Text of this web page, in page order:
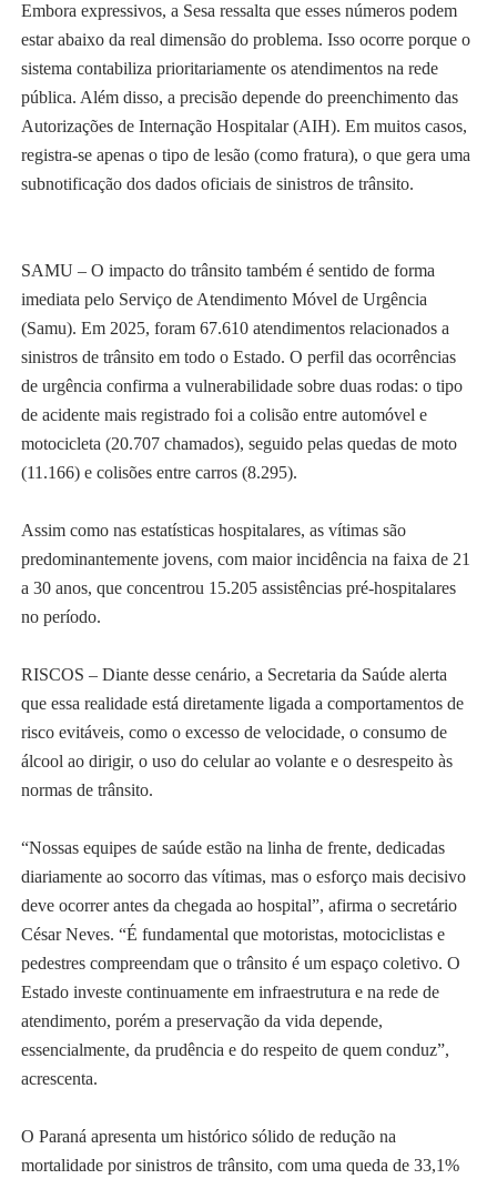
Embora expressivos, a Sesa ressalta que esses números podem
estar abaixo da real dimensão do problema. Isso ocorre porque o
sistema contabiliza prioritariamente os atendimentos na rede
pública. Além disso, a precisão depende do preenchimento das
Autorizações de Internação Hospitalar (AIH). Em muitos casos,
registra-se apenas o tipo de lesão (como fratura), o que gera uma
subnotificação dos dados oficiais de sinistros de trânsito.
SAMU – O impacto do trânsito também é sentido de forma
imediata pelo Serviço de Atendimento Móvel de Urgência
(Samu). Em 2025, foram 67.610 atendimentos relacionados a
sinistros de trânsito em todo o Estado. O perfil das ocorrências
de urgência confirma a vulnerabilidade sobre duas rodas: o tipo
de acidente mais registrado foi a colisão entre automóvel e
motocicleta (20.707 chamados), seguido pelas quedas de moto
(11.166) e colisões entre carros (8.295).
Assim como nas estatísticas hospitalares, as vítimas são
predominantemente jovens, com maior incidência na faixa de 21
a 30 anos, que concentrou 15.205 assistências pré-hospitalares
no período.
RISCOS – Diante desse cenário, a Secretaria da Saúde alerta
que essa realidade está diretamente ligada a comportamentos de
risco evitáveis, como o excesso de velocidade, o consumo de
álcool ao dirigir, o uso do celular ao volante e o desrespeito às
normas de trânsito.
“Nossas equipes de saúde estão na linha de frente, dedicadas
diariamente ao socorro das vítimas, mas o esforço mais decisivo
deve ocorrer antes da chegada ao hospital”, afirma o secretário
César Neves. “É fundamental que motoristas, motociclistas e
pedestres compreendam que o trânsito é um espaço coletivo. O
Estado investe continuamente em infraestrutura e na rede de
atendimento, porém a preservação da vida depende,
essencialmente, da prudência e do respeito de quem conduz”,
acrescenta.
O Paraná apresenta um histórico sólido de redução na
mortalidade por sinistros de trânsito, com uma queda de 33,1%